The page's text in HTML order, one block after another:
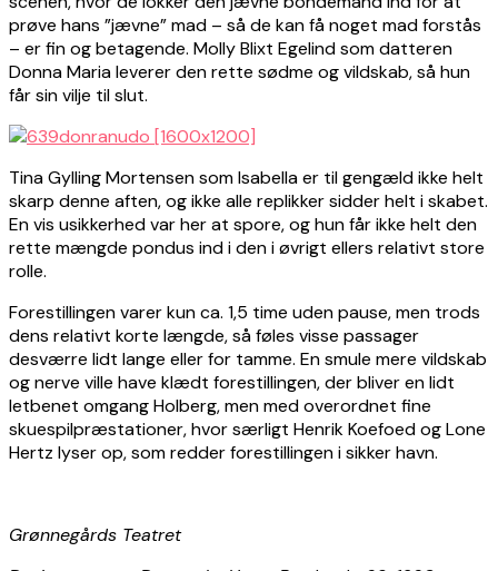
prøve hans ”jævne” mad – så de kan få noget mad forstås
– er fin og betagende. Molly Blixt Egelind som datteren
Donna Maria leverer den rette sødme og vildskab, så hun
får sin vilje til slut.
Tina Gylling Mortensen som Isabella er til gengæld ikke helt
skarp denne aften, og ikke alle replikker sidder helt i skabet.
En vis usikkerhed var her at spore, og hun får ikke helt den
rette mængde pondus ind i den i øvrigt ellers relativt store
rolle.
Forestillingen varer kun ca. 1,5 time uden pause, men trods
dens relativt korte længde, så føles visse passager
desværre lidt lange eller for tamme. En smule mere vildskab
og nerve ville have klædt forestillingen, der bliver en lidt
letbenet omgang Holberg, men med overordnet fine
skuespilpræstationer, hvor særligt Henrik Koefoed og Lone
Hertz lyser op, som redder forestillingen i sikker havn.
Grønnegårds Teatret